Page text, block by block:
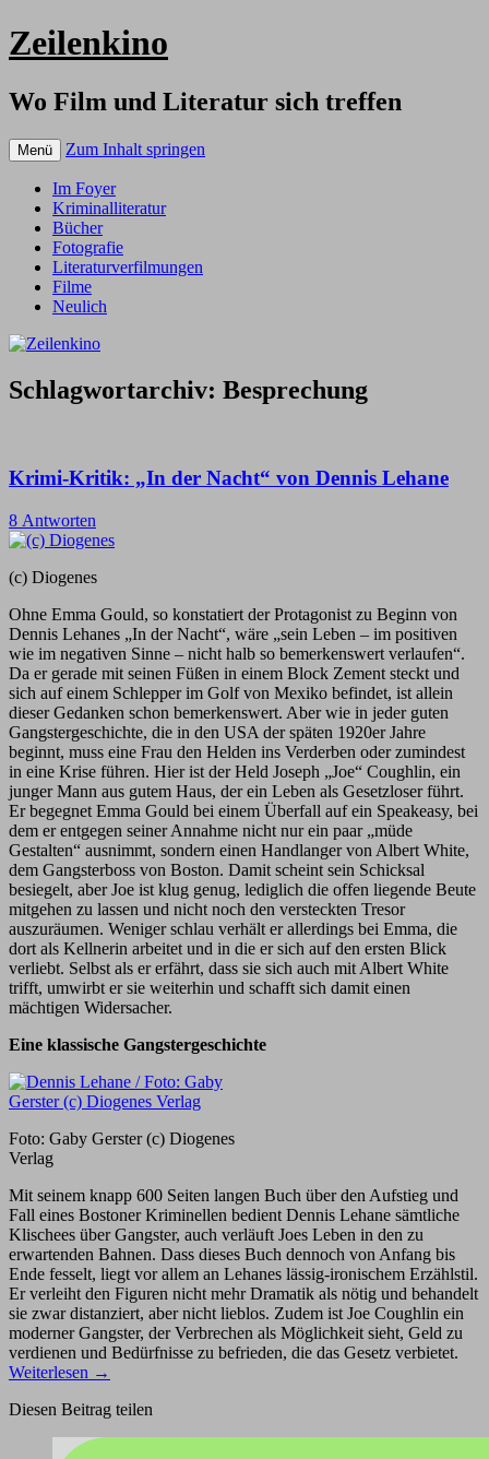
Zeilenkino
Wo Film und Literatur sich treffen
Menü Zum Inhalt springen
Im Foyer
Kriminalliteratur
Bücher
Fotografie
Literaturverfilmungen
Filme
Neulich
Schlagwortarchiv: Besprechung
Krimi-Kritik: „In der Nacht“ von Dennis Lehane
8 Antworten
(c) Diogenes
Ohne Emma Gould, so konstatiert der Protagonist zu Beginn von
Dennis Lehanes „In der Nacht“, wäre „sein Leben – im positiven
wie im negativen Sinne – nicht halb so bemerkenswert verlaufen“.
Da er gerade mit seinen Füßen in einem Block Zement steckt und
sich auf einem Schlepper im Golf von Mexiko befindet, ist allein
dieser Gedanken schon bemerkenswert. Aber wie in jeder guten
Gangstergeschichte, die in den USA der späten 1920er Jahre
beginnt, muss eine Frau den Helden ins Verderben oder zumindest
in eine Krise führen. Hier ist der Held Joseph „Joe“ Coughlin, ein
junger Mann aus gutem Haus, der ein Leben als Gesetzloser führt.
Er begegnet Emma Gould bei einem Überfall auf ein Speakeasy, bei
dem er entgegen seiner Annahme nicht nur ein paar „müde
Gestalten“ ausnimmt, sondern einen Handlanger von Albert White,
dem Gangsterboss von Boston. Damit scheint sein Schicksal
besiegelt, aber Joe ist klug genug, lediglich die offen liegende Beute
mitgehen zu lassen und nicht noch den versteckten Tresor
auszuräumen. Weniger schlau verhält er allerdings bei Emma, die
dort als Kellnerin arbeitet und in die er sich auf den ersten Blick
verliebt. Selbst als er erfährt, dass sie sich auch mit Albert White
trifft, umwirbt er sie weiterhin und schafft sich damit einen
mächtigen Widersacher.
Eine klassische Gangstergeschichte
Foto: Gaby Gerster (c) Diogenes
Verlag
Mit seinem knapp 600 Seiten langen Buch über den Aufstieg und
Fall eines Bostoner Kriminellen bedient Dennis Lehane sämtliche
Klischees über Gangster, auch verläuft Joes Leben in den zu
erwartenden Bahnen. Dass dieses Buch dennoch von Anfang bis
Ende fesselt, liegt vor allem an Lehanes lässig-ironischem Erzählstil.
Er verleiht den Figuren nicht mehr Dramatik als nötig und behandelt
sie zwar distanziert, aber nicht lieblos. Zudem ist Joe Coughlin ein
moderner Gangster, der Verbrechen als Möglichkeit sieht, Geld zu
verdienen und Bedürfnisse zu befrieden, die das Gesetz verbietet.
Weiterlesen →
Diesen Beitrag teilen